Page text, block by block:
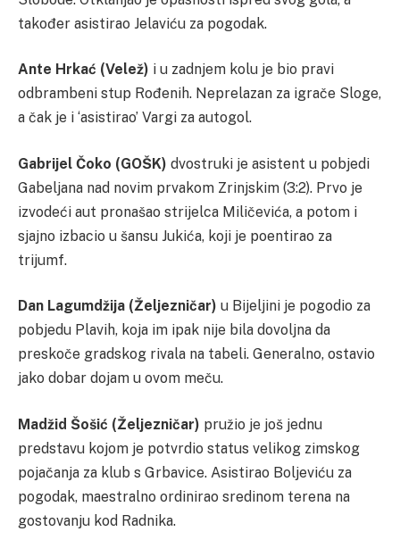
također asistirao Jelaviću za pogodak.
Ante Hrkać (Velež) i u zadnjem kolu je bio pravi
odbrambeni stup Rođenih. Neprelazan za igrače Sloge,
a čak je i ‘asistirao’ Vargi za autogol.
Gabrijel Čoko (GOŠK) dvostruki je asistent u pobjedi
Gabeljana nad novim prvakom Zrinjskim (3:2). Prvo je
izvodeći aut pronašao strijelca Miličevića, a potom i
sjajno izbacio u šansu Jukića, koji je poentirao za
trijumf.
Dan Lagumdžija (Željezničar) u Bijeljini je pogodio za
pobjedu Plavih, koja im ipak nije bila dovoljna da
preskoče gradskog rivala na tabeli. Generalno, ostavio
jako dobar dojam u ovom meču.
Madžid Šošić (Željezničar) pružio je još jednu
predstavu kojom je potvrdio status velikog zimskog
pojačanja za klub s Grbavice. Asistirao Boljeviću za
pogodak, maestralno ordinirao sredinom terena na
gostovanju kod Radnika.